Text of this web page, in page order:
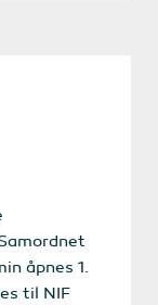
åpnes 1.
til NIF